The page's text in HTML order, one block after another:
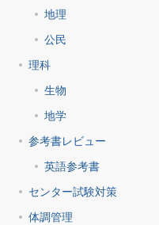
地理
公民
理科
生物
地学
参考書レビュー
英語参考書
センター試験対策
体調管理